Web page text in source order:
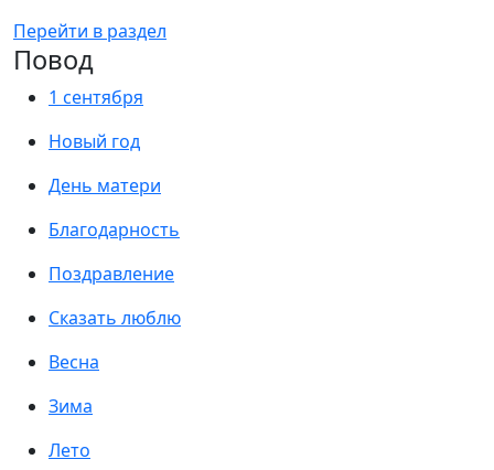
Перейти в раздел
Повод
1 сентября
Новый год
День матери
Благодарность
Поздравление
Сказать люблю
Весна
Зима
Лето